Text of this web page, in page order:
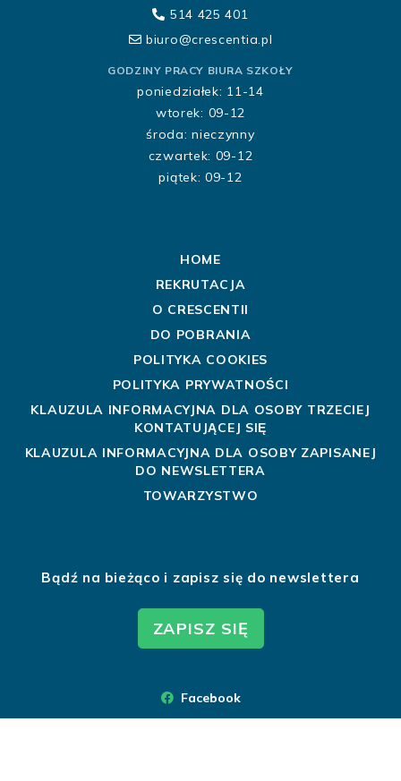
514 425 401
biuro@crescentia.pl
GODZINY PRACY BIURA SZKOŁY
poniedziałek: 11-14
wtorek: 09-12
środa: nieczynny
czwartek: 09-12
piątek: 09-12
HOME
REKRUTACJA
O CRESCENTII
DO POBRANIA
POLITYKA COOKIES
POLITYKA PRYWATNOŚCI
KLAUZULA INFORMACYJNA DLA OSOBY TRZECIEJ
KONTATUJĄCEJ SIĘ
KLAUZULA INFORMACYJNA DLA OSOBY ZAPISANEJ
DO NEWSLETTERA
TOWARZYSTWO
Bądź na bieżąco i zapisz się do newslettera
ZAPISZ SIĘ
Facebook